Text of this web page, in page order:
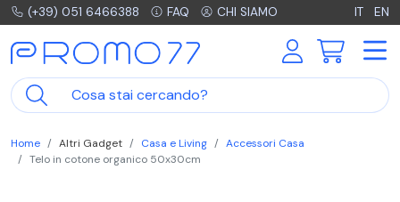
(+39) 051 6466388 FAQ CHI SIAMO IT EN
Home Altri Gadget Casa e Living
Accessori Casa
Telo in cotone organico 50x30cm